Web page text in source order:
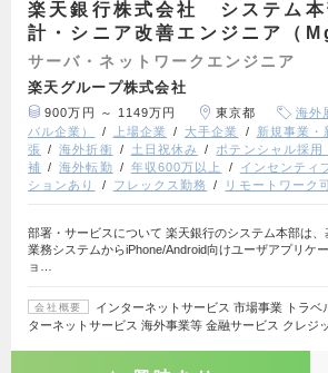
楽天銀行株式会社 システム本
計・シニア改善エンジニア（
サーバ・ネットワークエンジニア
楽天グループ株式会社
900万円 ～ 1149万円 東京都
海外
バル企業）
上場企業 大手企業 新規事業・
張
海外折衝 土日祝休み ポテンシャル採用
補
海外転勤 年収600万以上 インセンティ
ションあり
フレックス勤務 リモートワーク
部署・サービスについて 楽天銀行のシステム本部は、
業務システムからiPhone/Android向けユーザアプリケ
ョ…
会社概要
インターネットサービス 市場事業 トラベ
ターネットサービス 海外事業等 金融サービス クレジ